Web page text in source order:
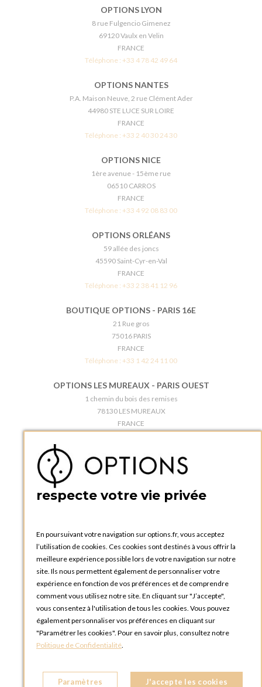
OPTIONS LYON
8 rue Fulgencio Gimenez
69120 Vaulx en Velin
FRANCE
Téléphone : +33 4 78 42 49 64
OPTIONS NANTES
P.A. Maison Neuve, 2 rue Clément Ader
44980 STE LUCE SUR LOIRE
FRANCE
Téléphone : +33 2 40 30 24 30
OPTIONS NICE
1ère avenue - 15ème rue
06510 CARROS
FRANCE
Téléphone : +33 4 92 08 83 00
OPTIONS ORLÉANS
59 allée des joncs
45590 Saint-Cyr-en-Val
FRANCE
Téléphone : +33 2 38 41 12 96
BOUTIQUE OPTIONS - PARIS 16E
21 Rue gros
75016 PARIS
FRANCE
Téléphone : +33 1 42 24 11 00
OPTIONS LES MUREAUX - PARIS OUEST
1 chemin du bois des remises
78130 LES MUREAUX
FRANCE
BOUTIQUE OPTIONS - PARIS 5E
5 quai de la tournelle
FRANCE
OPTIONS ROUEN
Rue du Clos Tellier
76800 Saint-Etienne-du-Rouvray
FRANCE
Téléphone :+33 2 35 08 38 53
OPTIONS TOULOUSE
6 rue Gaye Marie, ZAC de Saint-Martin du Touch
31300 Toulouse
FRANCE
respecte votre vie privée
En poursuivant votre navigation sur options.fr, vous acceptez
l’utilisation de cookies. Ces cookies sont destinés à vous offrir la
meilleure expérience possible lors de votre navigation sur notre
site. Ils nous permettent également de personnaliser votre
expérience en fonction de vos préférences et de comprendre
comment vous utilisez notre site. En cliquant sur "J’accepte",
vous consentez à l'utilisation de tous les cookies. Vous pouvez
également personnaliser vos préférences en cliquant sur
"Paramétrer les cookies". Pour en savoir plus, consultez notre
Politique de Confidentialité.
Paramètres J'accepte les cookies